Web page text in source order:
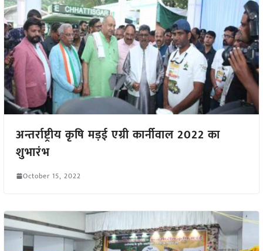
अन्तर्राष्ट्रीय कृषि मड़ई एग्री कार्नीवाल 2022 का
शुभारंभ
October 15, 2022